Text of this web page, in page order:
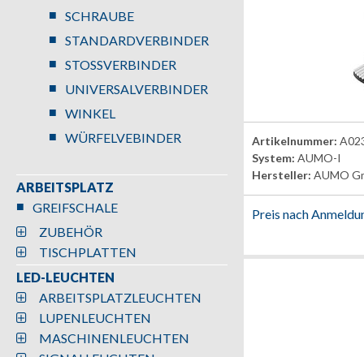
SCHRAUBE
STANDARDVERBINDER
STOSSVERBINDER
UNIVERSALVERBINDER
WINKEL
WÜRFELVEBINDER
ARBEITSPLATZ
GREIFSCHALE
ZUBEHÖR
TISCHPLATTEN
LED-LEUCHTEN
ARBEITSPLATZLEUCHTEN
LUPENLEUCHTEN
MASCHINENLEUCHTEN
Artikelnummer:
System: AUMO-I
Hersteller: AUMO
Preis nach